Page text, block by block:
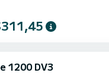
1200 DV3